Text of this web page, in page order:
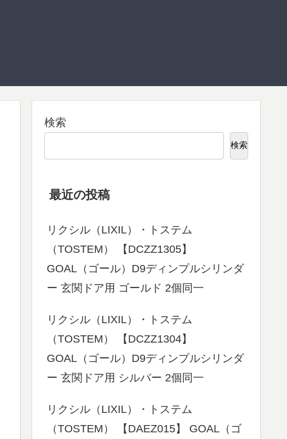
検索
検索
最近の投稿
リクシル（LIXIL）・トステム
（TOSTEM） 【DCZZ1305】
GOAL（ゴール）D9ディンプルシリンダ
ー 玄関ドア用 ゴールド 2個同一
リクシル（LIXIL）・トステム
（TOSTEM） 【DCZZ1304】
GOAL（ゴール）D9ディンプルシリンダ
ー 玄関ドア用 シルバー 2個同一
リクシル（LIXIL）・トステム
（TOSTEM） 【DAEZ015】 GOAL（ゴ